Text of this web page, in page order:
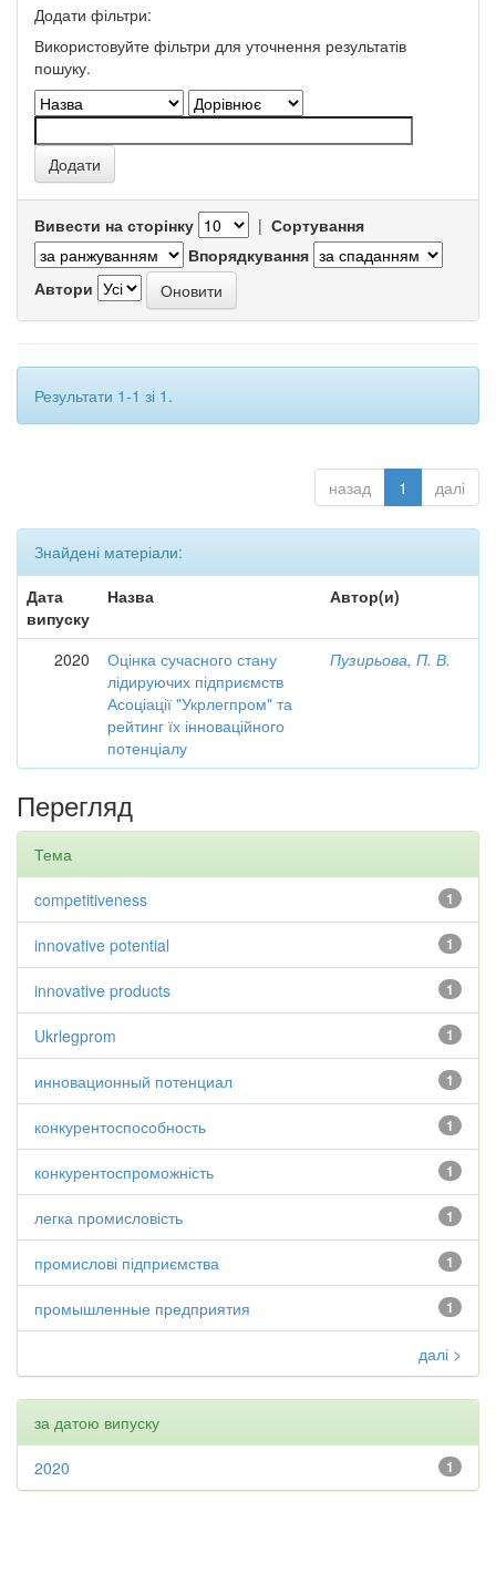
Додати фільтри:
Використовуйте фільтри для уточнення результатів
пошуку.
Вивести на сторінку | Сортування
Впорядкування
Автори
Результати 1-1 зі 1.
назад 1 далі
Знайдені матеріали:
Дата
випуску
Назва Автор(и)
2020
Оцінка сучасного стану
лідируючих підприємств
Асоціації "Укрлегпром" та
рейтинг їх інноваційного
потенціалу
Пузирьова, П. В.
Перегляд
Тема
1
competitiveness
1
innovative potential
1
innovative products
1
Ukrlegprom
1
инновационный потенциал
1
конкурентоспособность
1
конкурентоспроможність
1
легка промисловість
1
промислові підприємства
1
промышленные предприятия
далі >
за датою випуску
1
2020